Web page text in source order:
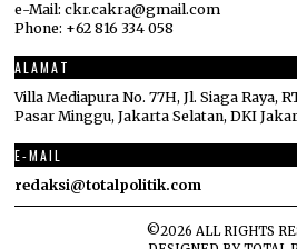
e-Mail: ckr.cakra@gmail.com
Phone: +62 816 334 058
ALAMAT
Villa Mediapura No. 77H, Jl. Siaga Raya,
Pasar Minggu, Jakarta Selatan, DKI
E-MAIL
redaksi@totalpolitik.com
©2026 ALL RIGHTS